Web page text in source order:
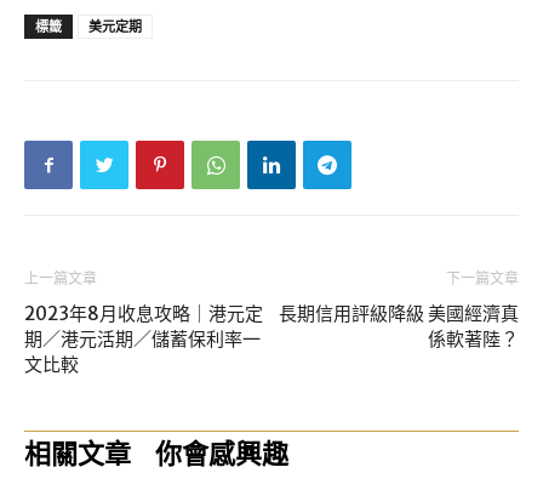
標籤 美元定期
上一篇文章
2023年8月收息攻略｜港元定
期／港元活期／儲蓄保利率一
文比較
下一篇文章
長期信用評級降級 美國經濟真
係軟著陸？
相關文章 你會感興趣